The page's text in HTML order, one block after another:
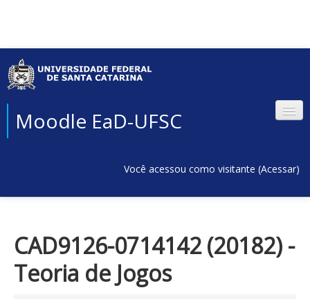
Moodle EaD-UFSC
Você acessou como visitante (Acessar)
CAD9126-0714142 (20182) -
Teoria de Jogos